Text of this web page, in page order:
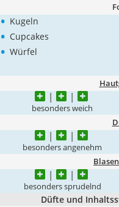
• Kugeln
• Cupcakes
• Würfel
besonders weich
besonders angenehm
besonders sprudelnd
Düfte und